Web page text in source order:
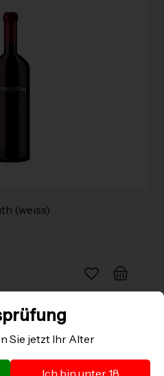
Sie jetzt Ihr Alter
Ich bin unter 18
(weiss)